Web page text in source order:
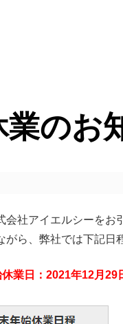
のお
会社アイエルシーをお
がら、弊社では下記日
業日：2021年12月29